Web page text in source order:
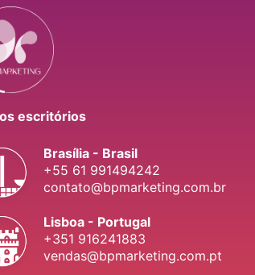
escritórios
Brasília - Brasil
+55 61 991494242
contato@bpmarketing.com.br
Lisboa - Portugal
+351 916241883
vendas@bpmarketing.com.pt